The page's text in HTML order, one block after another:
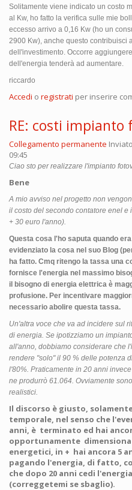
Solitamente viene indicato un costo
al Kw, ho fatto la verifica sulle mie
eccesso arrivo a 0,16 Kw (ho un
2900 Kw), anche questo contribuisci
dell'investimento. Occorre
dell'energia tenderà ad aumentare.
riccardo
Accedi o registrati per inserire
RE: costi impianto
Collegamento permanente
09:45
Ciao sto per realizzare l'impianto
Bene
A mio avviso nel progetto non
il costo del secondo contatore enel e
+ 30 euro l'anno).
Questa cosa l'ho saputa quando
evidenziato la cosa nel suo Blog
ha fatto. Cmq ritengo la tassa una
fornisce l'energia nel massimo
il bisogno di energia elettrica è
profusione. Per incentivare
necessario abolire questa tassa.
Un'altra voce che va ad incidere sul
di energia. Se ipotizziamo un
all'anno, dobbiamo considerare che
rendere "solo" il 90 % delle potenza
l'80%. Praticamente in 20 anni
ne produrrò 61.064. Ovviamente
realistici.
Il discorso è giusto,
temporale, nel senso che
anni, è terminato ed hai
opportunamente
energetici, in + hai ancora 5
pagando l'energia, di fatto,
che dopo 20 anni cedi
(correggetemi se sbaglio).